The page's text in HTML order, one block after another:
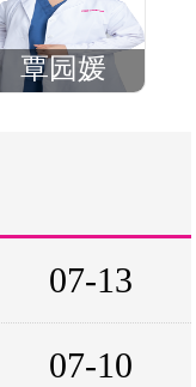
覃园媛
07-13
07-10